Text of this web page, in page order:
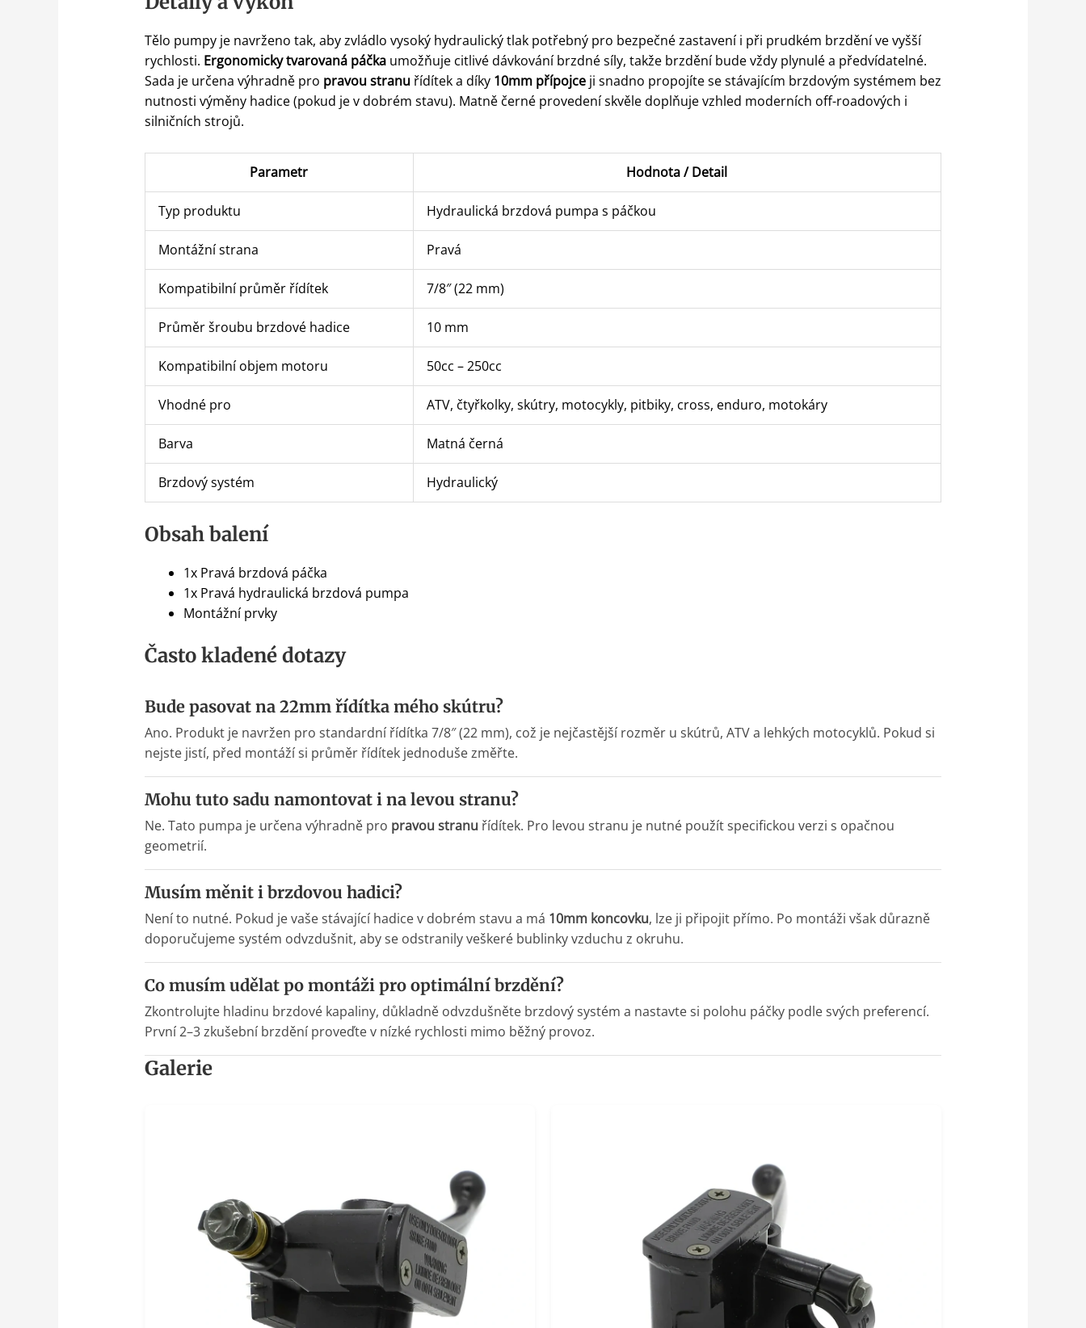
Tělo pumpy je navrženo tak, aby zvládlo vysoký hydraulický tlak potřebný pro bezpečné zastavení i při prudkém brzdění ve vyšší
rychlosti. Ergonomicky tvarovaná páčkaumožňuje citlivé dávkování brzdné síly, takže brzdění bude vždy plynulé a předvídatelné.
Sada je určena výhradně pro pravou stranuřídítek a díky 10mm přípojceji snadno propojíte se stávajícím brzdovým systémem bez
nutnosti výměny hadice (pokud je v dobrém stavu). Matně černé provedení skvěle doplňuje vzhled moderních off-roadových i
silničních strojů.
Parametr Hodnota / Detail
Typ produktu Hydraulická brzdová pumpa s páčkou
Montážní strana Pravá
Kompatibilní průměr řídítek 7/8″ (22 mm)
Průměr šroubu brzdové hadice 10 mm
Kompatibilní objem motoru 50cc – 250cc
Vhodné pro ATV, čtyřkolky, skútry, motocykly, pitbiky, cross, enduro, motokáry
Barva Matná černá
Brzdový systém Hydraulický
Obsah balení
1x Pravá brzdová páčka
1x Pravá hydraulická brzdová pumpa
Montážní prvky
Často kladené dotazy
Bude pasovat na 22mm řídítka mého skútru?
Ano. Produkt je navržen pro standardní řídítka 7/8″ (22 mm), což je nejčastější rozměr u skútrů, ATV a lehkých motocyklů. Pokud si
nejste jistí, před montáží si průměr řídítek jednoduše změřte.
Mohu tuto sadu namontovat i na levou stranu?
Ne. Tato pumpa je určena výhradně pro pravou stranu řídítek. Pro levou stranu je nutné použít specifickou verzi s opačnou
geometrií.
Musím měnit i brzdovou hadici?
Není to nutné. Pokud je vaše stávající hadice v dobrém stavu a má 10mm koncovku, lze ji připojit přímo. Po montáži však důrazně
doporučujeme systém odvzdušnit, aby se odstranily veškeré bublinky vzduchu z okruhu.
Co musím udělat po montáži pro optimální brzdění?
Zkontrolujte hladinu brzdové kapaliny, důkladně odvzdušněte brzdový systém a nastavte si polohu páčky podle svých preferencí.
První 2–3 zkušební brzdění proveďte v nízké rychlosti mimo běžný provoz.
Galerie